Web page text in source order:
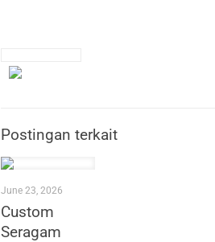
Postingan terkait
June 23, 2026
Custom
Seragam